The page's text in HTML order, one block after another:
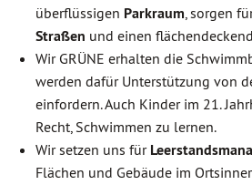
überflüssigen Parkraum, sorgen
Straßen und einen
Wir GRÜNE erhalten die
werden dafür Unterstützung von
einfordern. Auch Kinder im 21.
Recht, Schwimmen zu lernen.
Wir setzen uns für
Flächen und Gebäude im